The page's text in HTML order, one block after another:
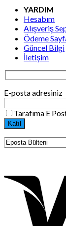
YARDIM
Hesabım
Alışveriş
Ödeme
Güncel Bilgi
İletişim
E-posta adresiniz
Tarafıma E